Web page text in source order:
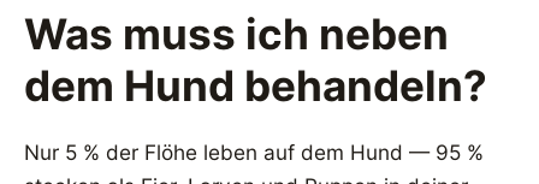
Was muss ich neben
dem Hund behandeln?
Nur 5 % der Flöhe leben auf dem Hund — 95 %